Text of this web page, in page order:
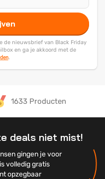
de nieuwsbrief van Black Friday
en ga je akkoord met de
.
1633 Producten
deals niet mist!
gingen je voor
volledig gratis
opzegbaar